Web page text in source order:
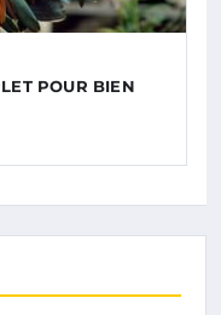
POUR BIEN